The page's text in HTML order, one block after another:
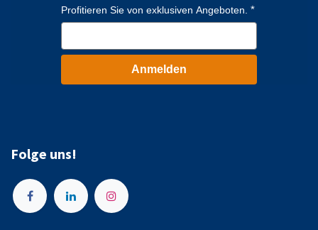
Profitieren Sie von exklusiven Angeboten.
Anmelden
Folge uns!